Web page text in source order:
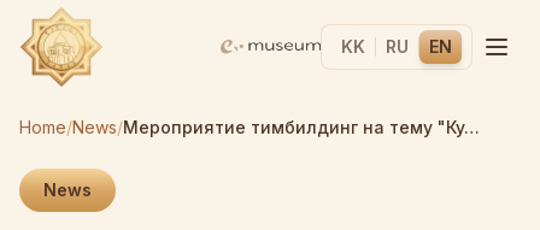
KK RU EN
Home/News/ Мероприятие тимбилдинг на тему "Культурное наследие-общая ценность»
News